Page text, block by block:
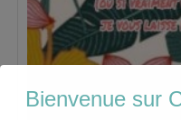
Bienvenue sur